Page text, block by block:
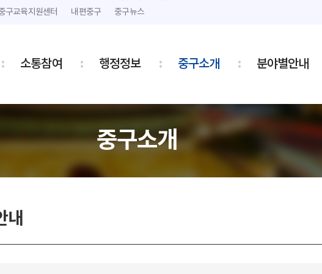
구교육지원센터 내편중구 중구뉴스
소통참여 행정정보 중구소개 분야별안내
중구소개
내